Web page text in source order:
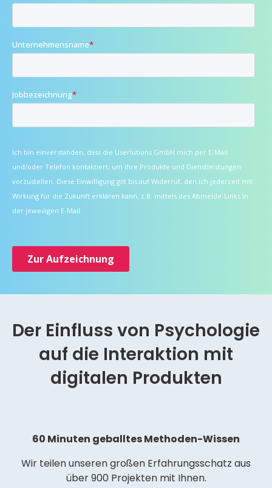
Der Einfluss von Psychologie
auf die Interaktion mit
digitalen Produkten
60 Minuten geballtes Methoden-Wissen
Wir teilen unseren großen Erfahrungsschatz aus
über 900 Projekten mit Ihnen.